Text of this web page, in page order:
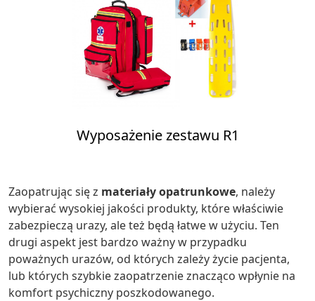
Wyposażenie zestawu R1
Zaopatrując się z materiały opatrunkowe, należy
wybierać wysokiej jakości produkty, które właściwie
zabezpieczą urazy, ale też będą łatwe w użyciu. Ten
drugi aspekt jest bardzo ważny w przypadku
poważnych urazów, od których zależy życie pacjenta,
lub których szybkie zaopatrzenie znacząco wpłynie na
komfort psychiczny poszkodowanego.